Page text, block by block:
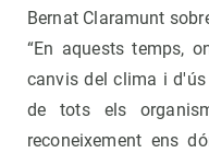
Bernat Claramunt
“En aquests temps,
canvis del clima i
de tots els
reconeixement ens